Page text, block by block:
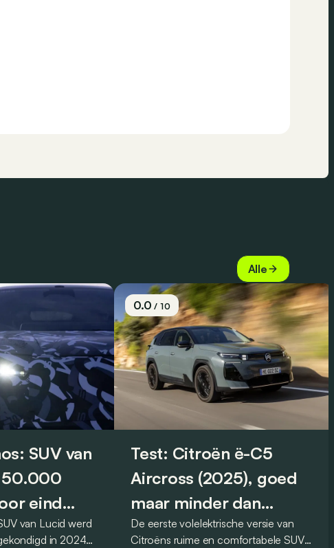
Alle
SUV van
50.000
eind
van Lucid werd
in 2024
0.0/ 10
Test: Citroën ë-C5
Aircross (2025), goed
maar minder dan
vroeger
De eerste volelektrische versie van
Citroëns ruime en comfortabele SUV